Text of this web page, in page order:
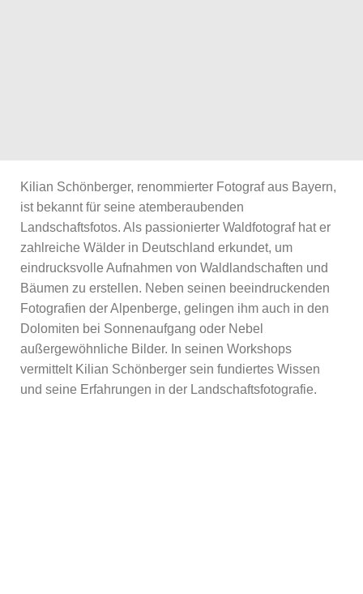
Kilian Schönberger, renommierter Fotograf aus Bayern,
ist bekannt für seine atemberaubenden
Landschaftsfotos. Als passionierter Waldfotograf hat er
zahlreiche Wälder in Deutschland erkundet, um
eindrucksvolle Aufnahmen von Waldlandschaften und
Bäumen zu erstellen. Neben seinen beeindruckenden
Fotografien der Alpenberge, gelingen ihm auch in den
Dolomiten bei Sonnenaufgang oder Nebel
außergewöhnliche Bilder. In seinen Workshops
vermittelt Kilian Schönberger sein fundiertes Wissen
und seine Erfahrungen in der Landschaftsfotografie.